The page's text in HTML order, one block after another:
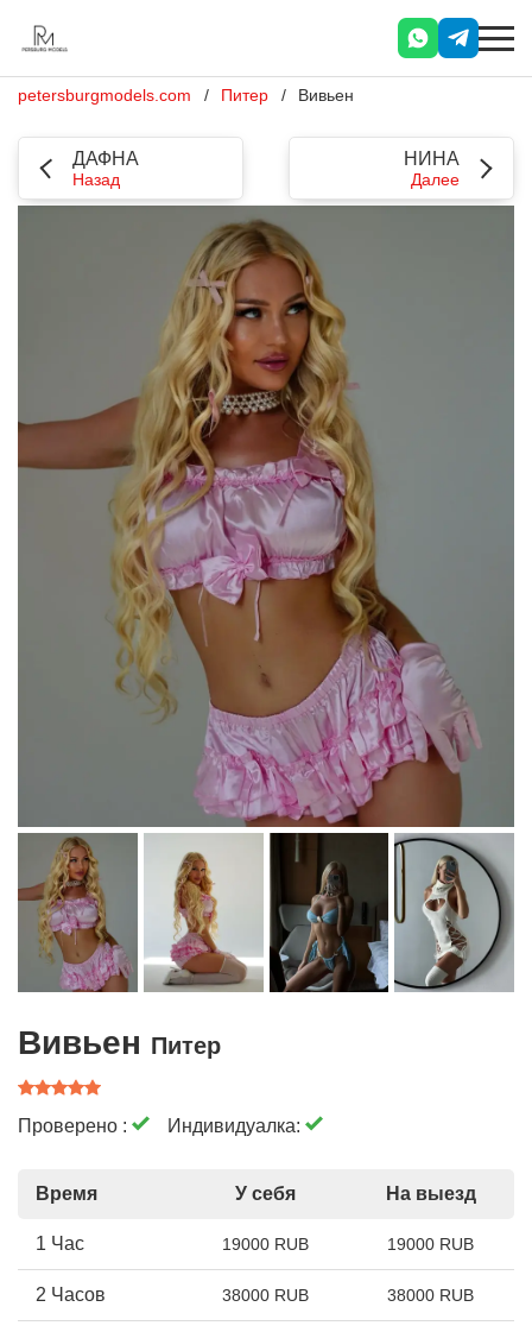
petersburgmodels.com Питер Вивьен
ДАФНА
Назад
НИНА
Далее
Вивьен Питер
Проверено : Индивидуалка:
Время У себя На выезд
1 Час 19000 RUB 19000 RUB
2 Часов 38000 RUB 38000 RUB